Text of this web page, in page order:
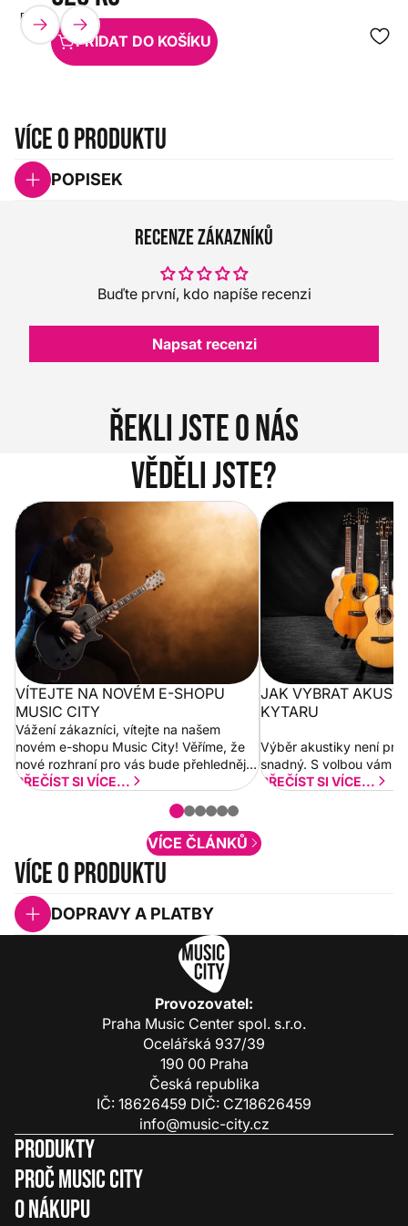
EVANS
HX0000000069975
PŘIDAT DO KOŠÍKU
Více o produktu
POPISEK
Recenze zákazníků
Buďte první, kdo napíše recenzi
Napsat recenzi
Řekli jste o nás
Věděli jste?
Vítejte na novém e-shopu Music
City
VÍTEJTE NA NOVÉM E-SHOPU
MUSIC CITY
Vážení zákazníci, vítejte na našem
novém e-shopu Music City! Věříme, že
nové rozhraní pro vás bude přehlednější
a rychlejší. Postupně budeme přidávat
PŘEČÍST SI VÍCE...
Jak vybrat
JAK VYBRAT
KYTARU
Výběr akustiky není pro
snadný. S volbou vám
PŘEČÍST SI VÍCE...
VÍCE ČLÁNKŮ
Více o produktu
DOPRAVY A PLATBY
Provozovatel:
Praha Music Center spol. s.r.o.
Ocelářská 937/39
190 00 Praha
Česká republika
IČ: 18626459 DIČ: CZ18626459
info@music-city.cz
Produkty
Proč Music City
O nákupu